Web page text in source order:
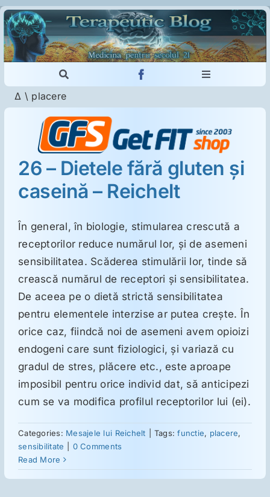
Skip
to
content
Toggle
Navigation
Cautare...
Toggle
Imunologie
Dermatologie
Psihiatrie
Neurologie
Intoleranţa la gluten
Reumatologie
Ginecologie
Mesajele lui Reichelt
Dietă
Δ \ placere
26 – Dietele fără gluten şi
caseină – Reichelt
În general, în biologie, stimularea crescută a
receptorilor reduce numărul lor, şi de asemeni
sensibilitatea. Scăderea stimulării lor, tinde să
crească numărul de receptori şi sensibilitatea.
De aceea pe o dietă strictă sensibilitatea
pentru elementele interzise ar putea creşte. În
orice caz, fiindcă noi de asemeni avem opioizi
endogeni care sunt fiziologici, şi variază cu
gradul de stres, plăcere etc., este aproape
imposibil pentru orice individ dat, să anticipezi
cum se va modifica profilul receptorilor lui (ei).
Categories: Mesajele lui Reichelt Tags:functie, placere,
sensibilitate
0 Comments
Read More